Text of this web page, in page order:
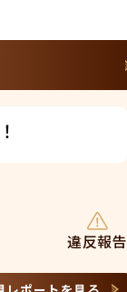
違反報告